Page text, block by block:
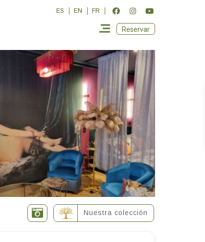
ES EN FR
Reservar
Nuestra colección